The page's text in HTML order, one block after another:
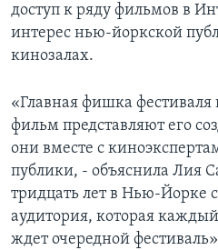
доступ к ряду фильмов в
интерес нью-йоркской
кинозалах.
«Главная фишка
фильм представляют его
они вместе с
публики, - объяснила Лия
тридцать лет в Нью-Йорке
аудитория, которая
ждет очередной